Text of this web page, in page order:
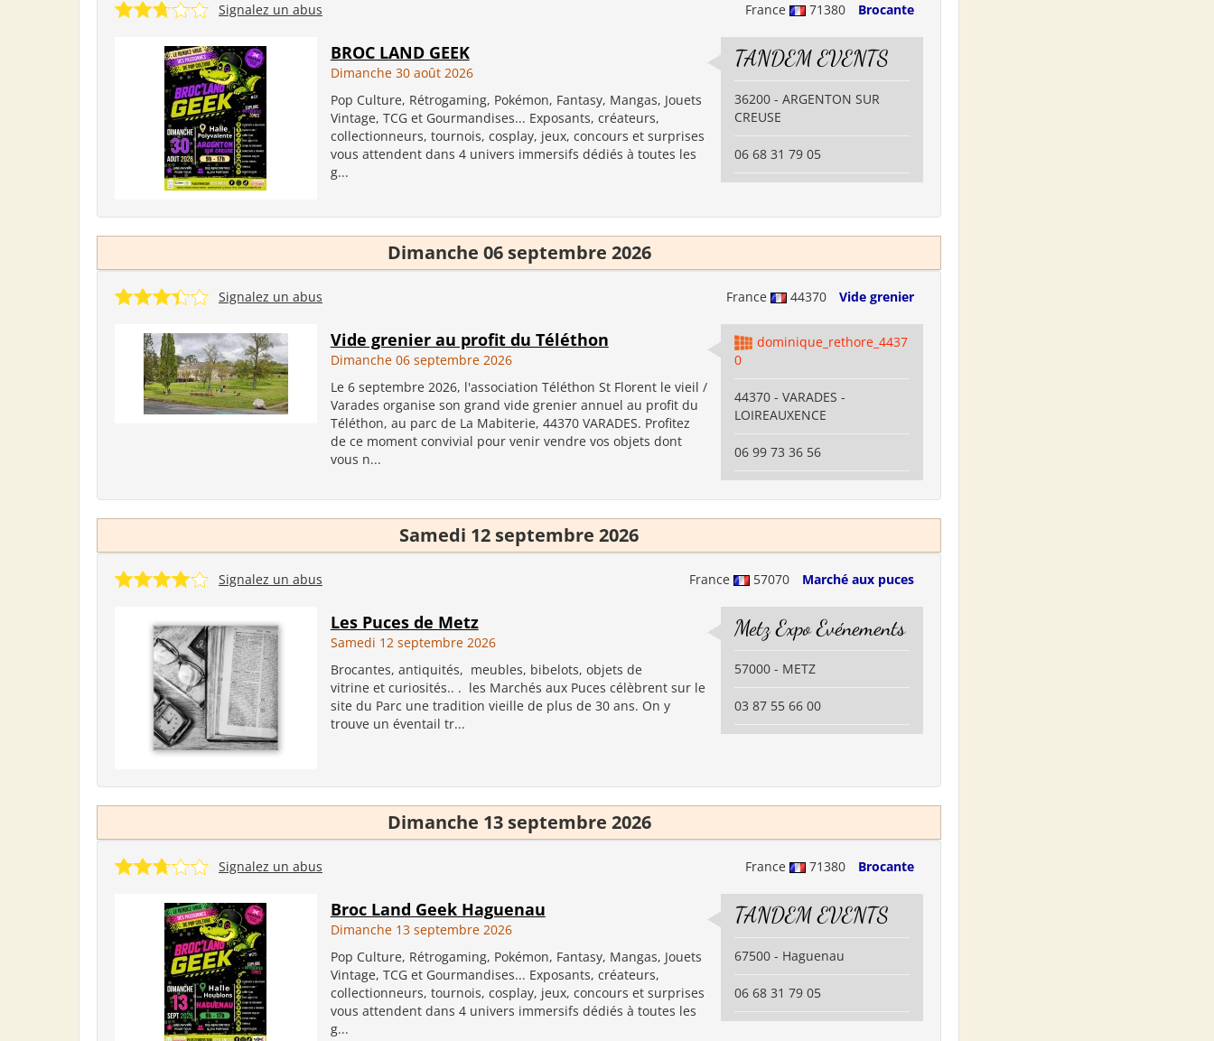
France 71380 Brocante
Signalez un abus
BROC LAND GEEK
Dimanche 30 août 2026
Pop Culture, Rétrogaming, Pokémon, Fantasy, Mangas, Jouets
Vintage, TCG et Gourmandises... Exposants, créateurs,
collectionneurs, tournois, cosplay, jeux, concours et surprises
vous attendent dans 4 univers immersifs dédiés à toutes les
g...
TANDEM EVENTS
36200 - ARGENTON SUR
CREUSE
06 68 31 79 05
Dimanche 06 septembre 2026
France 44370 Vide grenier
Signalez un abus
Vide grenier au profit du Téléthon
Dimanche 06 septembre 2026
Le 6 septembre 2026, l'association Téléthon St Florent le vieil /
Varades organise son grand vide grenier annuel au profit du
Téléthon, au parc de La Mabiterie, 44370 VARADES. Profitez
de ce moment convivial pour venir vendre vos objets dont
vous n...
dominique_rethore_4437
0
44370 - VARADES -
LOIREAUXENCE
06 99 73 36 56
Samedi 12 septembre 2026
France 57070 Marché aux puces
Signalez un abus
Les Puces de Metz
Samedi 12 septembre 2026
Brocantes, antiquités, meubles, bibelots, objets de
vitrine et curiosités.. . les Marchés aux Puces célèbrent sur le
site du Parc une tradition vieille de plus de 30 ans. On y
trouve un éventail tr...
Metz Expo Evénements
57000 - METZ
03 87 55 66 00
Dimanche 13 septembre 2026
France 71380 Brocante
Signalez un abus
Broc Land Geek Haguenau
Dimanche 13 septembre 2026
Pop Culture, Rétrogaming, Pokémon, Fantasy, Mangas, Jouets
Vintage, TCG et Gourmandises... Exposants, créateurs,
collectionneurs, tournois, cosplay, jeux, concours et surprises
vous attendent dans 4 univers immersifs dédiés à toutes les
g...
TANDEM EVENTS
67500 - Haguenau
06 68 31 79 05